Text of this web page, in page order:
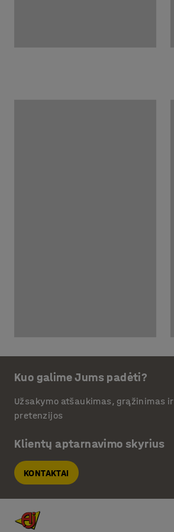
Kuo galime Jums padėti?
Užsakymo atšaukimas, grąžinimas ir
pretenzijos
Klientų aptarnavimo skyrius
KONTAKTAI